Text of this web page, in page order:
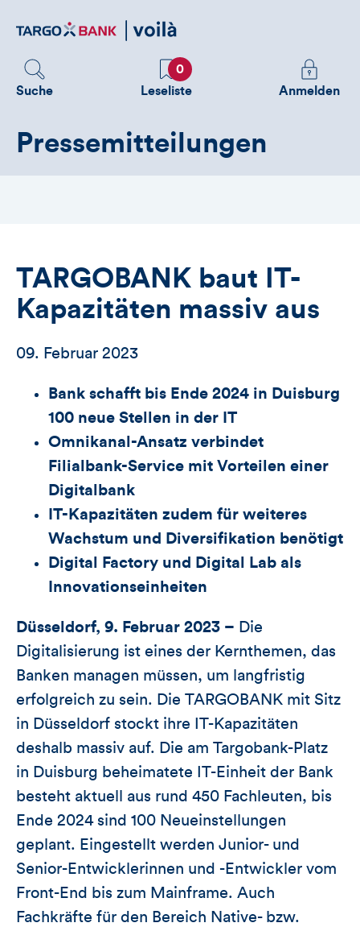
zum
Suche
Favoriten
0
Leseliste
Melden
Sie
Anmelden
Pressemitteilungen
TARGOBANK baut IT-
Kapazitäten massiv aus
09. Februar 2023
Bank schafft bis Ende 2024 in Duisburg
100 neue Stellen in der IT
Omnikanal-Ansatz verbindet
Filialbank-Service mit Vorteilen einer
Digitalbank
IT-Kapazitäten zudem für weiteres
Wachstum und Diversifikation benötigt
Digital Factory und Digital Lab als
Innovationseinheiten
Düsseldorf, 9. Februar 2023 – Die
Digitalisierung ist eines der Kernthemen, das
Banken managen müssen, um langfristig
erfolgreich zu sein. Die TARGOBANK mit Sitz
in Düsseldorf stockt ihre IT-Kapazitäten
deshalb massiv auf. Die am Targobank-Platz
in Duisburg beheimatete IT-Einheit der Bank
besteht aktuell aus rund 450 Fachleuten, bis
Ende 2024 sind 100 Neueinstellungen
geplant. Eingestellt werden Junior- und
Senior-Entwicklerinnen und -Entwickler vom
Front-End bis zum Mainframe. Auch
Fachkräfte für den Bereich Native- bzw.